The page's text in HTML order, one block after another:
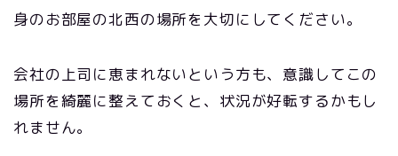
身のお部屋の北西の場所を大切にしてください。
会社の上司に恵まれないという方も、意識してこの
場所を綺麗に整えておくと、状況が好転するかもし
れません。